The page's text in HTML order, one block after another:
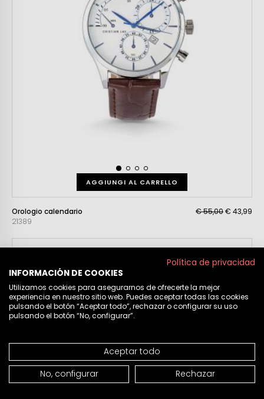
AGGIUNGI AL CARRELLO
Orologio calendario
21389
€ 55,00€ 43,99
Política de privacidad
INFORMACIÓN DE COOKIES
Utilizamos cookies para asegurarnos de ofrecerte la mejor
experiencia en nuestro sitio web. Puedes aceptar todas las cookies
pulsando el botón “Aceptar todo”, rechazar o configurar su uso
pulsando el botón “No, configurar”.
Aceptar todo
No, configurar
Rechazar